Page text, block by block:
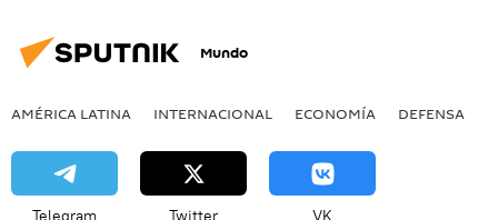
Mundo
AMÉRICA LATINA INTERNACIONAL ECONOMÍA DEFENSA